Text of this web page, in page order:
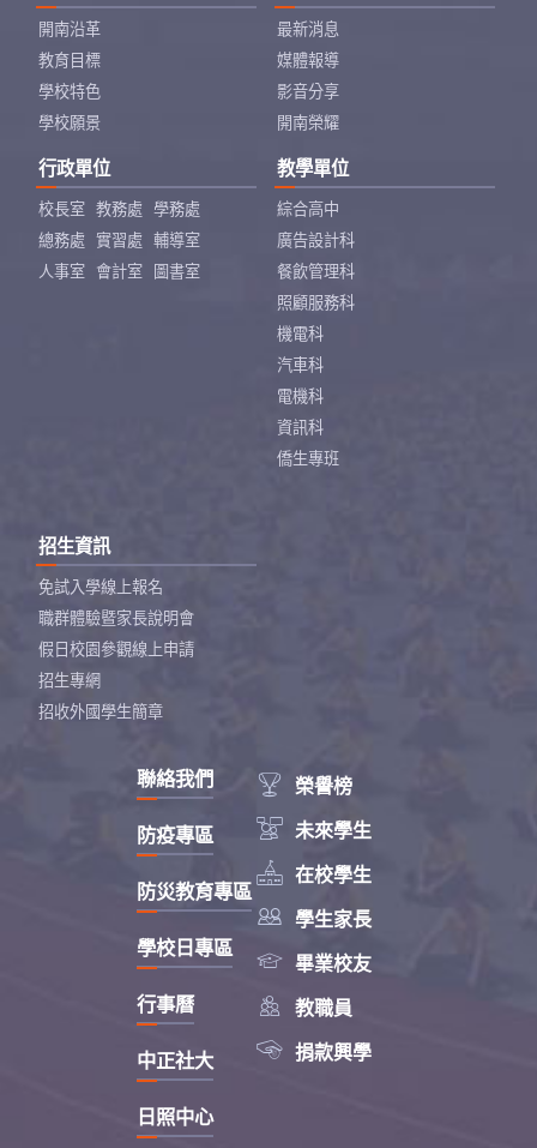
開南沿革
教育目標
學校特色
學校願景
最新消息
媒體報導
影音分享
開南榮耀
行政單位
校長室 教務處
學務處
總務處
實習處
輔導室
人事室
會計室 圖書室
教學單位
綜合高中
廣告設計科
餐飲管理科
照顧服務科
機電科
汽車科
電機科
資訊科
僑生專班
招生資訊
免試入學線上報名
職群體驗暨家長說明會
假日校園參觀線上申請
招生專網
招收外國學生簡章
 榮譽榜
 未來學生
 在校學生
 學生家長
 畢業校友
 教職員
 捐款興學
聯絡我們
防疫專區
防災教育專區
學校日專區
行事曆
中正社大
日照中心